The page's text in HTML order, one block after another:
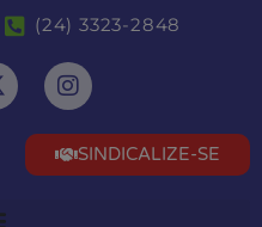
(24) 3323-2848
SINDICALIZE-SE